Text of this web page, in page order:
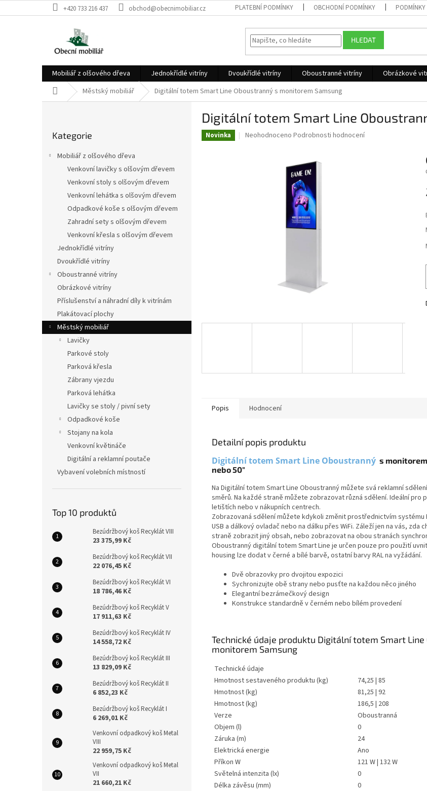
na
+420 733 216 437 obchod@obecnimobiliar.cz PLATEBNÍ PODMÍNKY OBCHODNÍ PODMÍNKY PODMÍNKY
HLEDAT
Mobiliář z olšového dřeva Jednokřídlé vitríny Dvoukřídlé vitríny Oboustranné vitríny Obrázkové
Domů Městský mobiliář Digitální totem Smart Line Oboustranný s monitorem Samsung
kategorie
Kategorie
Mobiliář z olšového dřeva
Venkovní lavičky s olšovým dřevem
Venkovní stoly s olšovým dřevem
Venkovní lehátka s olšovým dřevem
Odpadkové koše s olšovým dřevem
Zahradní sety s olšovým dřevem
Venkovní křesla s olšovým dřevem
Jednokřídlé vitríny
Dvoukřídlé vitríny
Oboustranné vitríny
Obrázkové vitríny
Příslušenství a náhradní díly k vitrínám
Plakátovací plochy
Městský mobiliář
Lavičky
Parkové stoly
Parková křesla
Zábrany vjezdu
Parková lehátka
Lavičky se stoly / pivní sety
Odpadkové koše
Stojany na kola
Venkovní květináče
Digitální a reklamní poutače
Vybavení volebních místností
Top 10 produktů
Bezúdržbový koš Recyklát VIII
23 375,99 Kč
Bezúdržbový koš Recyklát VII
22 076,45 Kč
Bezúdržbový koš Recyklát VI
18 786,46 Kč
Bezúdržbový koš Recyklát V
17 911,63 Kč
Bezúdržbový koš Recyklát IV
14 558,72 Kč
Bezúdržbový koš Recyklát III
13 829,09 Kč
Bezúdržbový koš Recyklát II
6 852,23 Kč
Bezúdržbový koš Recyklát I
6 269,01 Kč
Venkovní odpadkový koš Metal
VIII
22 959,75 Kč
Venkovní odpadkový koš Metal
VII
21 660,21 Kč
Digitální totem Smart Line
Novinka
Průměrné
Neohodnoceno Podrobnosti hodnocení
Popis Hodnocení
Detailní popis produktu
Digitální totem Smart Line Oboustranný s
nebo 50"
Na Digitální totem Smart Line Oboustranný můžete svá reklamní
směrů. Na každé straně můžete zobrazovat různá sdělení. Ideální pro
letištích nebo v nákupních centrech.
Zobrazovaná sdělení můžete kdykoli změnit prostřednictvím systému
USB a dálkový ovladač nebo na dálku přes WiFi. Záleží jen na vás, zda
straně zobrazit jiný obsah, nebo zobrazovat na obou stranách
Oboustranný digitální totem Smart Line je určen pouze pro použití
housing lze dodat v černé a bílé barvě, ostatní barvy RAL na vyžádání.
Dvě obrazovky pro dvojitou expozici
Sychronizujte obě strany nebo pusťte na každou něco jiného
Elegantní bezrámečkový design
Konstrukce standardně v černém nebo bílém provedení
Technické údaje produktu Digitální totem Smart
monitorem Samsung
Technické údaje
Hmotnost sestaveného produktu (kg)
74,25 | 85
Hmotnost (kg)
81,25 | 92
Hmotnost (kg)
186,5 | 208
Verze
Oboustranná
Objem (l)
0
Záruka (m)
24
Elektrická energie
Ano
Příkon W
121 W | 132 W
Světelná intenzita (lx)
0
Délka závěsu (mm)
0